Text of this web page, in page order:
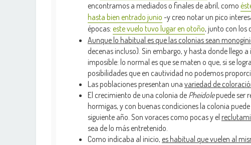
encontramos a mediados o finales de abril, como
hasta bien entrado junio -y creo notar un pico
épocas: este vuelo tuvo lugar en otoño, junto con los
Aunque lo habitual es que las colonias sean
decenas incluso). Sin embargo, y hasta donde llego
imposible: lo normal es que se maten o que, si se
posibilidades que en cautividad no podemos
Las poblaciones presentan una variedad de
El crecimiento de una colonia de Pheidolepuede ser
hormigas, y con buenas condiciones la colonia
siguiente año. Son voraces como pocas y el
sea de lo más entretenido.
Como indicaba al inicio, es habitual que vuelen al